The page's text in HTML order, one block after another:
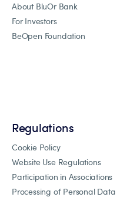
About BluOr Bank
For Investors
BeOpen Foundation
Regulations
Cookie Policy
Website Use Regulations
Participation in Associations
Processing of Personal Data